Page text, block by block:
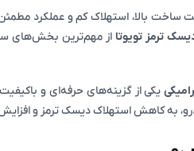
ساخت بالا، استهلاک کم و عملکرد
ترمز تویوتا از مهم‌ترین بخش‌های
یکی از گزینه‌های حرفه‌ای و باکیفیت
به کاهش استهلاک دیسک ترمز و